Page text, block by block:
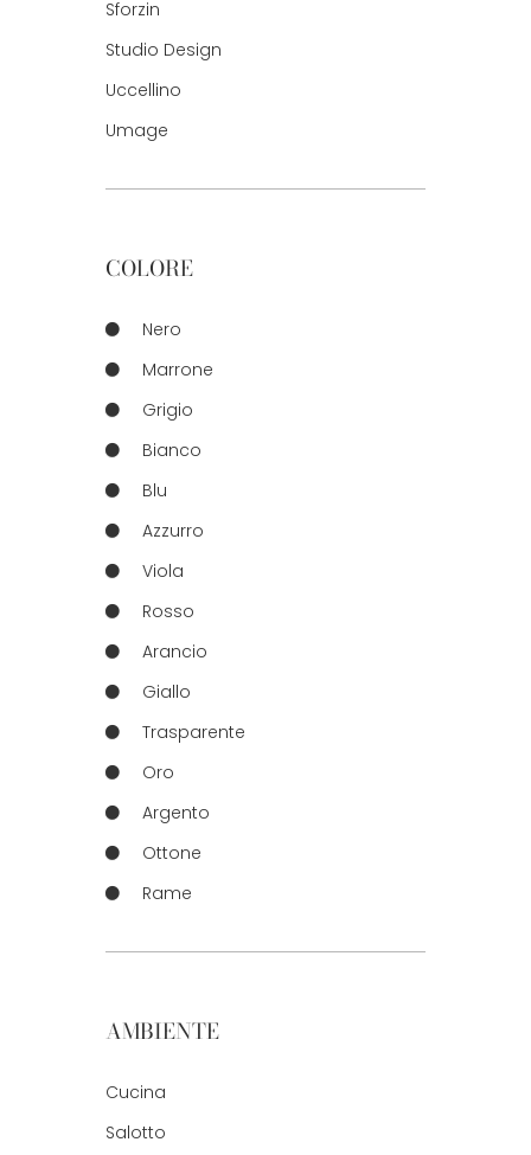
Sforzin
Studio Design
Uccellino
Umage
COLORE
Nero
Marrone
Grigio
Bianco
Blu
Azzurro
Viola
Rosso
Arancio
Giallo
Trasparente
Oro
Argento
Ottone
Rame
AMBIENTE
Cucina
Salotto